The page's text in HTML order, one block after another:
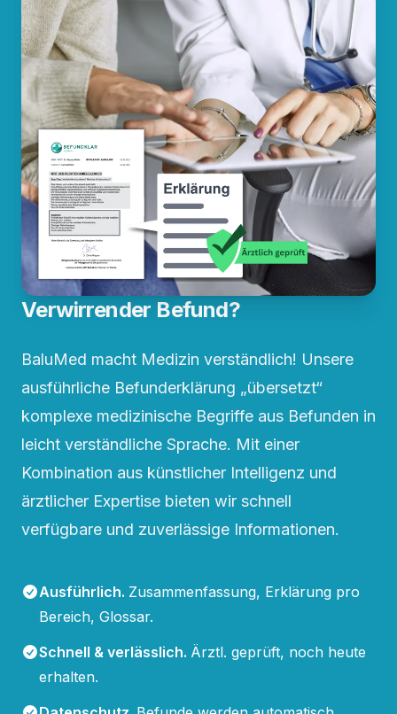
Verwirrender Befund?
BaluMed macht Medizin verständlich! Unsere
ausführliche Befunderklärung „übersetzt“
komplexe medizinische Begriffe aus Befunden in
leicht verständliche Sprache. Mit einer
Kombination aus künstlicher Intelligenz und
ärztlicher Expertise bieten wir schnell
verfügbare und zuverlässige Informationen.
Ausführlich. Zusammenfassung, Erklärung pro
Bereich, Glossar.
Schnell & verlässlich. Ärztl. geprüft, noch heute
erhalten.